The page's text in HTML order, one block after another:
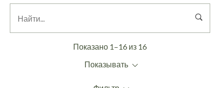
Показано 1–16 из 16
Показывать